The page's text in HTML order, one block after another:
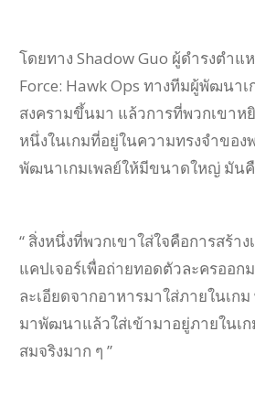
โดยทาง Shadow Guo ผู้ดำรงตำแ
Force: Hawk Ops ทางทีมผู้พัฒนา
สงครามขึ้นมา แล้วการที่พวกเขาห
หนึ่งในเกมที่อยู่ในความทรงจำขอ
พัฒนาเกมเพลย์ให้มีขนาดใหญ่ มันคื
“ สิ่งหนึ่งที่พวกเขาใส่ใจคือการสร้า
แคปเจอร์เพื่อถ่ายทอดตัวละครออก
ละเอียดจากอาหารมาใส่ภายในเ
มาพัฒนาแล้วใส่เข้ามาอยู่ภายในเ
สมจริงมาก ๆ ”